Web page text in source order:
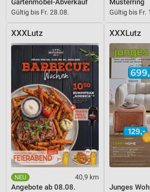
Gartenmöbel-Abverkauf
Gültig bis Fr. 28.08.
Musterring
Gültig bis Fr.
XXXLutz
40,9 km
Angebote ab 08.08.
XXXLutz
Junges